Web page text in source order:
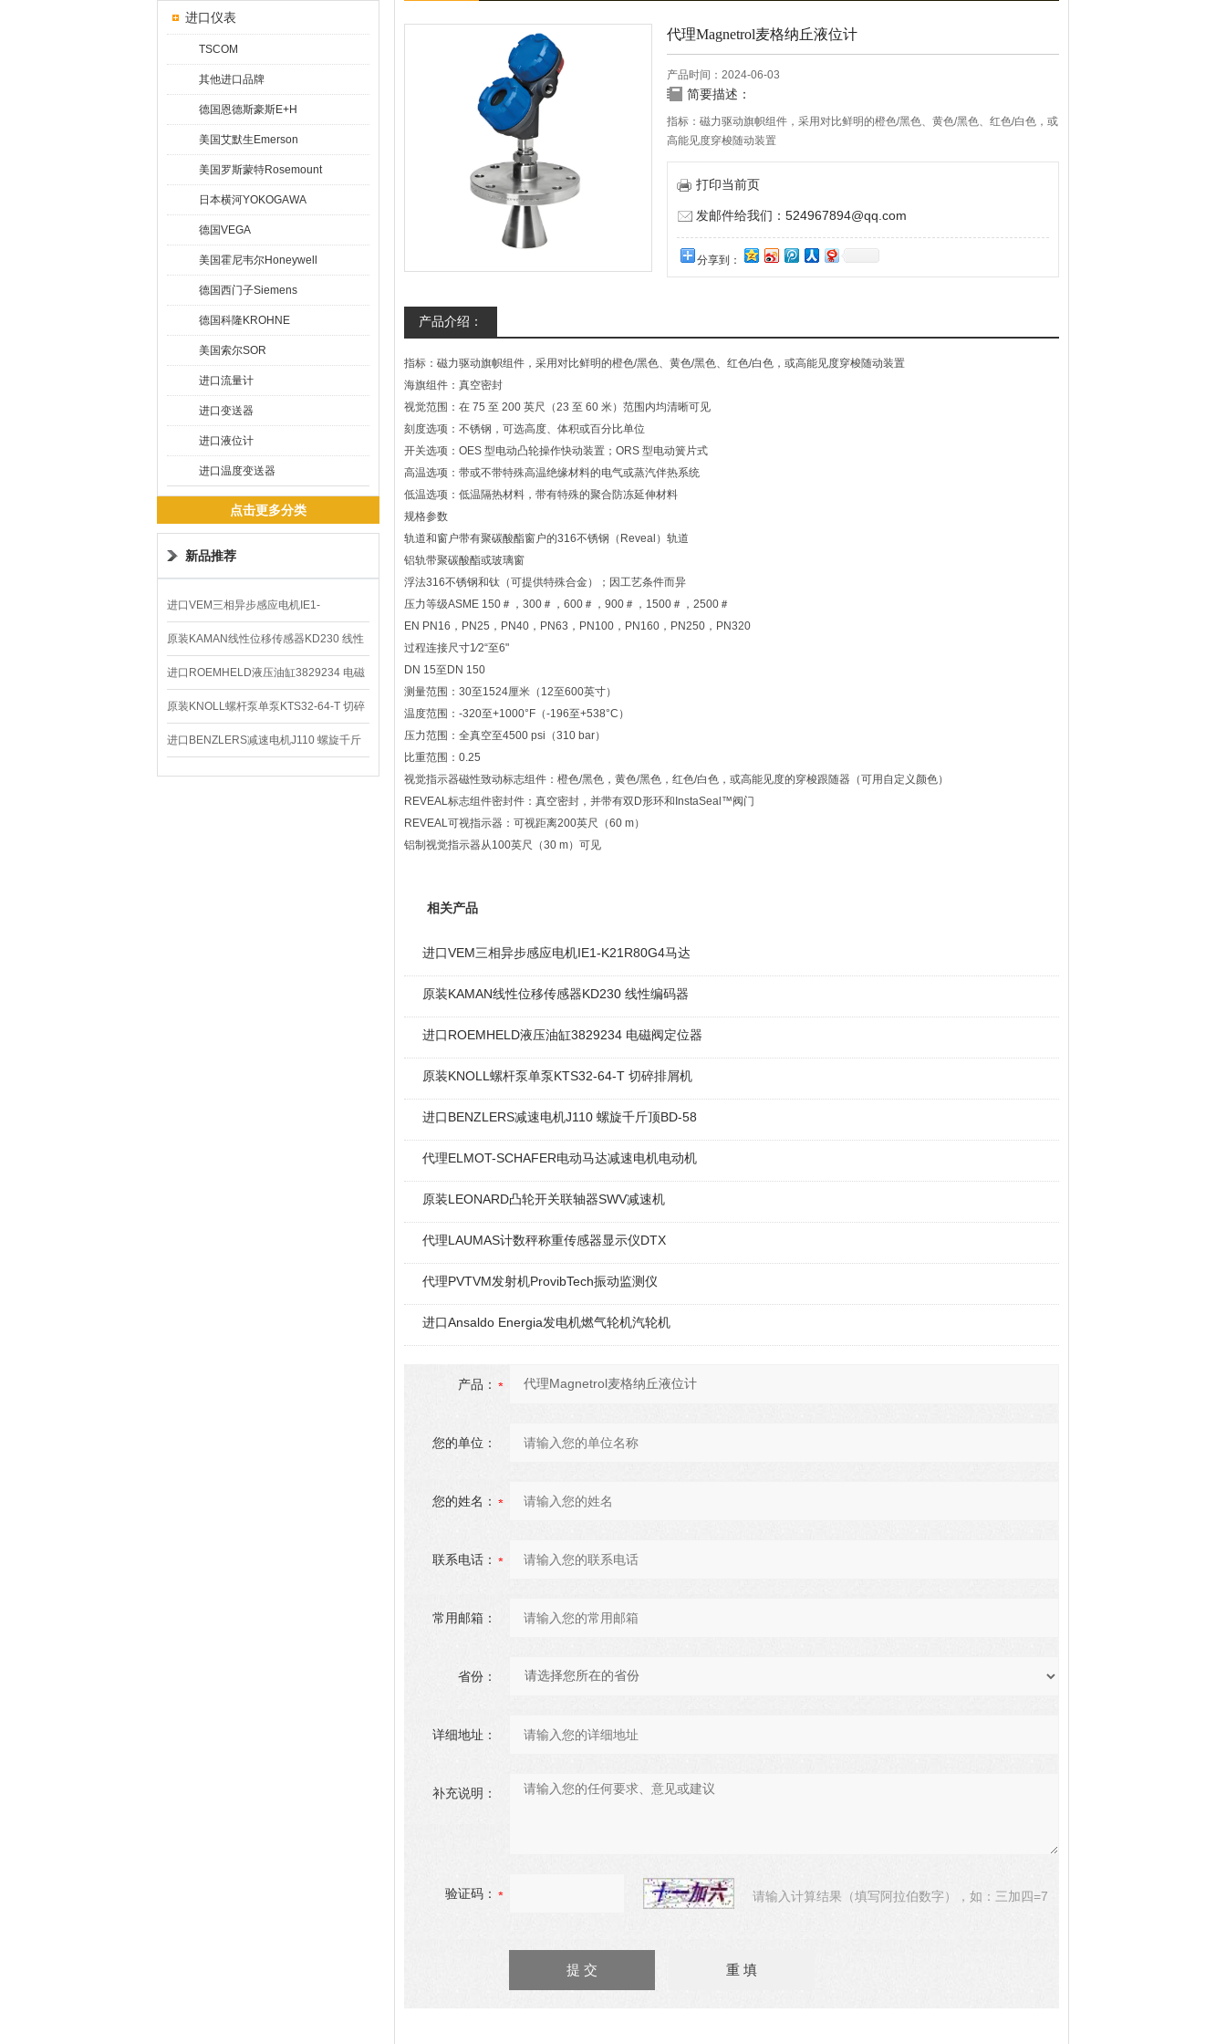
进口仪表
TSCOM
其他进口品牌
德国恩德斯豪斯E+H
美国艾默生Emerson
美国罗斯蒙特Rosemount
日本横河YOKOGAWA
德国VEGA
美国霍尼韦尔Honeywell
德国西门子Siemens
德国科隆KROHNE
美国索尔SOR
进口流量计
进口变送器
进口液位计
进口温度变送器
点击更多分类
新品推荐
进口VEM三相异步感应电机IE1-
K21R80G4马达
原装KAMAN线性位移传感器KD230 线性
编码器
进口ROEMHELD液压油缸3829234 电磁
阀定位器
原装KNOLL螺杆泵单泵KTS32-64-T 切碎
排屑机
进口BENZLERS减速电机J110 螺旋千斤
顶BD-58
代理Magnetrol麦格纳丘液位计
产品时间：2024-06-03
简要描述：
指标：磁力驱动旗帜组件，采用对比鲜明的橙色/黑色、黄色/黑色、红色/白色，或
高能见度穿梭随动装置
打印当前页
发邮件给我们：524967894@qq.com
分享到：
产品介绍：
指标：磁力驱动旗帜组件，采用对比鲜明的橙色/黑色、黄色/黑色、红色/白色，或高能见度穿梭随动装置
海旗组件：真空密封
视觉范围：在 75 至 200 英尺（23 至 60 米）范围内均清晰可见
刻度选项：不锈钢，可选高度、体积或百分比单位
开关选项：OES 型电动凸轮操作快动装置；ORS 型电动簧片式
高温选项：带或不带特殊高温绝缘材料的电气或蒸汽伴热系统
低温选项：低温隔热材料，带有特殊的聚合防冻延伸材料
规格参数
轨道和窗户带有聚碳酸酯窗户的316不锈钢（Reveal）轨道
铝轨带聚碳酸酯或玻璃窗
浮法316不锈钢和钛（可提供特殊合金）；因工艺条件而异
压力等级ASME 150＃，300＃，600＃，900＃，1500＃，2500＃
EN PN16，PN25，PN40，PN63，PN100，PN160，PN250，PN320
过程连接尺寸1⁄2“至6"
DN 15至DN 150
测量范围：30至1524厘米（12至600英寸）
温度范围：-320至+1000°F（-196至+538°C）
压力范围：全真空至4500 psi（310 bar）
比重范围：0.25
视觉指示器磁性致动标志组件：橙色/黑色，黄色/黑色，红色/白色，或高能见度的穿梭跟随器（可用自定义颜色）
REVEAL标志组件密封件：真空密封，并带有双D形环和InstaSeal™阀门
REVEAL可视指示器：可视距离200英尺（60 m）
铝制视觉指示器从100英尺（30 m）可见
相关产品
进口VEM三相异步感应电机IE1-K21R80G4马达
原装KAMAN线性位移传感器KD230 线性编码器
进口ROEMHELD液压油缸3829234 电磁阀定位器
原装KNOLL螺杆泵单泵KTS32-64-T 切碎排屑机
进口BENZLERS减速电机J110 螺旋千斤顶BD-58
代理ELMOT-SCHAFER电动马达减速电机电动机
原装LEONARD凸轮开关联轴器‌SWV减速机
代理LAUMAS计数秤称重传感器显示仪DTX
代理PVTVM发射机ProvibTech振动监测仪
进口Ansaldo Energia发电机燃气轮机汽轮机
产品：
您的单位：
您的姓名：
联系电话：
常用邮箱：
省份：
详细地址：
补充说明：
验证码： 请输入计算结果（填写阿拉伯数字），如：三加四=7